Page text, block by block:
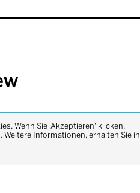
next
Wenn Sie 'Akzeptieren' klicken,
Informationen, erhalten Sie in